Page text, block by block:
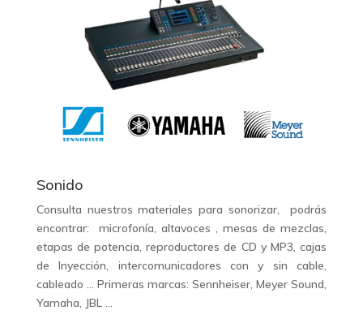
Sonido
Consulta nuestros materiales para sonorizar, podrás
encontrar: microfonía, altavoces , mesas de mezclas,
etapas de potencia, reproductores de CD y MP3, cajas
de Inyección, intercomunicadores con y sin cable,
cableado … Primeras marcas: Sennheiser, Meyer Sound,
Yamaha, JBL …